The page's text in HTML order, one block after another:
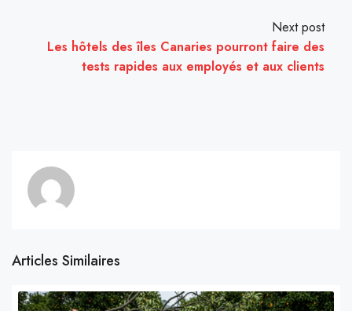
Next post
Les hôtels des îles Canaries pourront faire des
tests rapides aux employés et aux clients
Articles Similaires